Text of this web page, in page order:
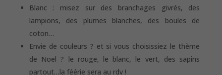
Blanc : misez sur des branchages givrés, des
lampions, des plumes blanches, des boules de
coton…
Envie de couleurs ? et si vous choisissiez le thème
de Noel ? le rouge, le blanc, le vert, des sapins
partout…la féérie sera au rdv !